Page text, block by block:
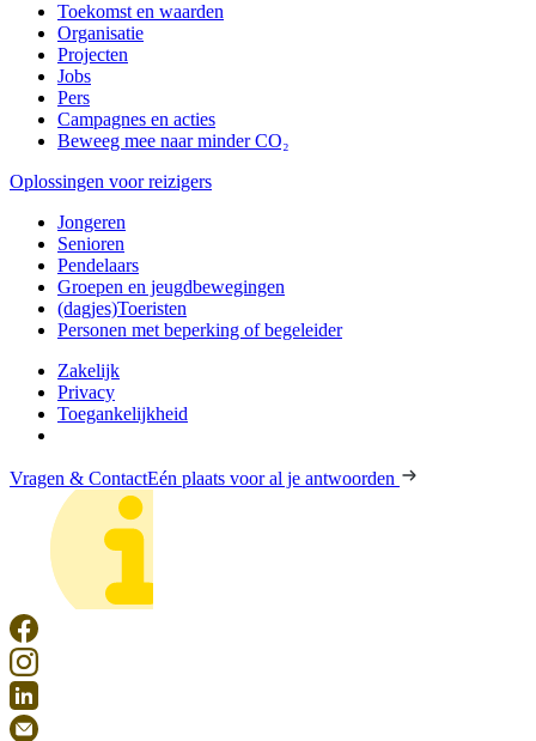
Toekomst en waarden
Organisatie
Projecten
Jobs
Pers
Campagnes en acties
Beweeg mee naar minder CO₂
Oplossingen voor reizigers
Jongeren
Senioren
Pendelaars
Groepen en jeugdbewegingen
(dagjes)Toeristen
Personen met beperking of begeleider
Zakelijk
Privacy
Toegankelijkheid
Vragen & ContactEén plaats voor al je antwoorden